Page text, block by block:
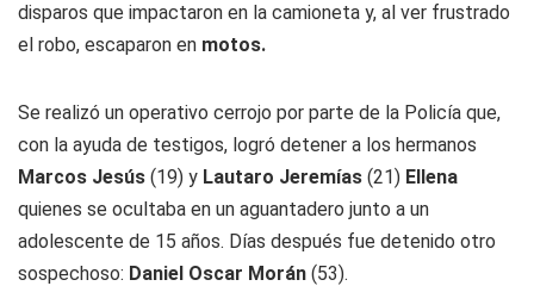
disparos que impactaron en la camioneta y, al ver frustrado
el robo, escaparon en motos.
Se realizó un operativo cerrojo por parte de la Policía que,
con la ayuda de testigos, logró detener a los hermanos
Marcos Jesús (19) y Lautaro Jeremías (21) Ellena
quienes se ocultaba en un aguantadero junto a un
adolescente de 15 años. Días después fue detenido otro
sospechoso: Daniel Oscar Morán (53).